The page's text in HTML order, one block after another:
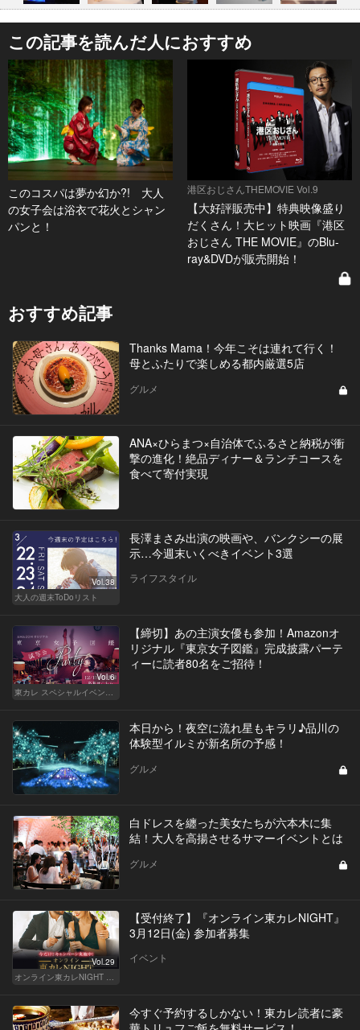
この記事を読んだ人におすすめ
このコスパは夢か幻か?! 大人
の女子会は浴衣で花火とシャン
パンと！
港区おじさんTHEMOVIE Vol.9
【大好評販売中】特典映像盛り
だくさん！大ヒット映画『港区
おじさん THE MOVIE』のBlu-
ray&DVDが販売開始！
おすすめ記事
Thanks Mama！今年こそは連れて行く！
母とふたりで楽しめる都内厳選5店
グルメ
ANA×ひらまつ×自治体でふるさと納税が衝
撃の進化！絶品ディナー＆ランチコースを
食べて寄付実現
Vol.38
大人の週末ToDoリスト
長澤まさみ出演の映画や、バンクシーの展
示…今週末いくべきイベント3選
ライフスタイル
Vol.6
東カレ スペシャルイベント募集
【締切】あの主演女優も参加！Amazonオ
リジナル『東京女子図鑑』完成披露パーテ
ィーに読者80名をご招待！
本日から！夜空に流れ星もキラリ♪品川の
体験型イルミが新名所の予感！
グルメ
白ドレスを纏った美女たちが六本木に集
結！大人を高揚させるサマーイベントとは
グルメ
Vol.29
オンライン東カレNIGHT イベント募集
【受付終了】『オンライン東カレNIGHT』
3月12日(金) 参加者募集
イベント
今すぐ予約するしかない！東カレ読者に豪